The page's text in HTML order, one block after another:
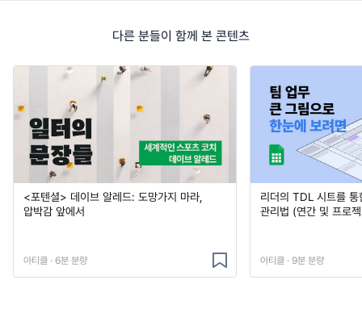
다른 분들이 함께 본 콘텐츠
<포텐셜> 데이브 알레드: 도망가지 마라,
압박감 앞에서
아티클 · 6분 분량
리더의 TDL 시트를
관리법 (연간 및 프로
아티클 · 9분 분량